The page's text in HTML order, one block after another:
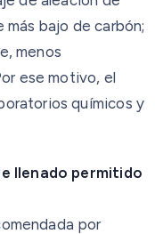
más bajo de carbón;
menos
ese motivo, el
químicos y
llenado permitido
por